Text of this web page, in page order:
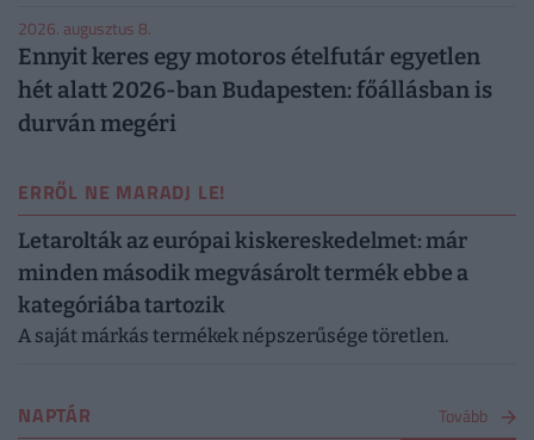
2026. augusztus 8.
Ennyit keres egy motoros ételfutár egyetlen
hét alatt 2026-ban Budapesten: főállásban is
durván megéri
ERRŐL NE MARADJ LE!
Letarolták az európai kiskereskedelmet: már
minden második megvásárolt termék ebbe a
kategóriába tartozik
A saját márkás termékek népszerűsége töretlen.
NAPTÁR Tovább